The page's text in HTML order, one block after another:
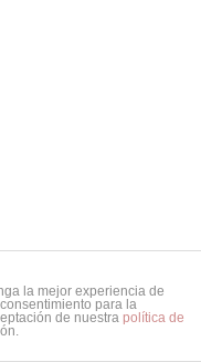
la mejor experiencia de
para la
de nuestra política de